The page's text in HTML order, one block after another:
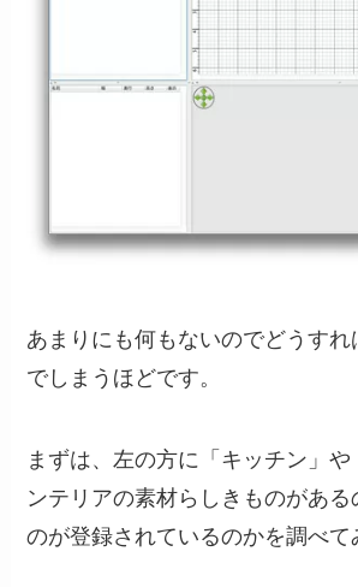
あまりにも何もないのでどうすれ
でしまうほどです。
まずは、左の方に「キッチン」や
ンテリアの素材らしきものがある
のが登録されているのかを調べて